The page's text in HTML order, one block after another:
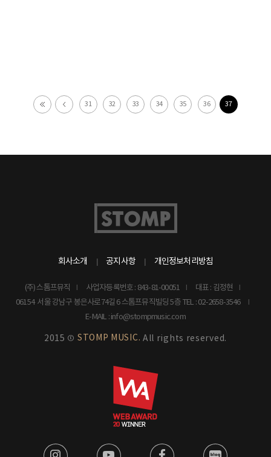
31 32 33 34 35 36 37
회사소개 공지사항 개인정보처리방침
(주) 스톰프뮤직 사업자등록번호 : 843-81-00051
대표 : 김정현
06154 서울 강남구 봉은사로74길 6 스톰프뮤직빌딩 5층 TEL : 02-2658-3546
E-MAIL : info@stompmusic.com
2015 © STOMP MUSIC. All rights reserved.